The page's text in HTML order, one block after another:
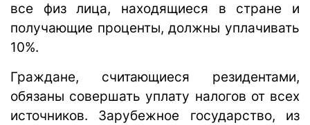
все физ лица, находящиеся в стране и
получающие проценты, должны уплачивать
10%.
Граждане, считающиеся резидентами,
обязаны совершать уплату налогов от всех
источников. Зарубежное государство, из